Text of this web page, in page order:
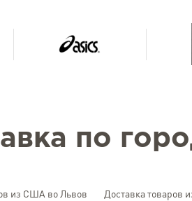
по
из США во Львов Доставка товаров